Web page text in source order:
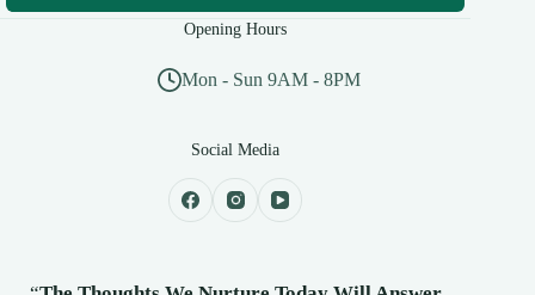
Opening Hours
Mon - Sun 9AM - 8PM
Social Media